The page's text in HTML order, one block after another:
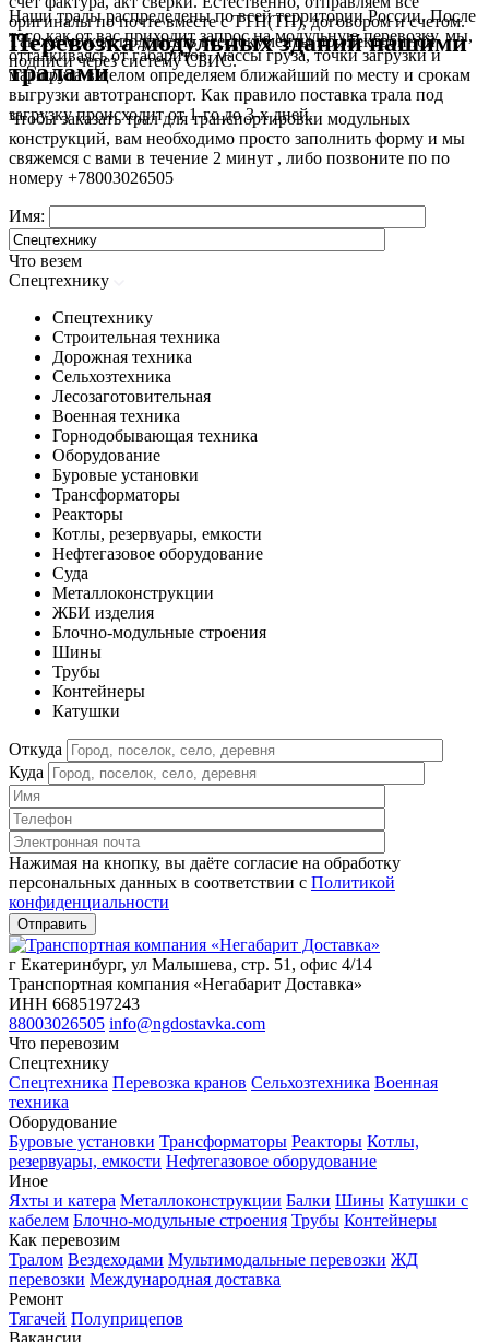
оригиналы по почте вместе с ТТН(ТН), договором и счетом.
Так же можем подписать все документы по электронной
подписи через систему СБИС.
Наши тралы распределены по всей территории России. После
того как от вас приходит запрос на модульную перевозку, мы,
отталкиваясь от габаритов, массы груза, точки загрузки и
маршрута в целом определяем ближайший по месту и срокам
выгрузки автотранспорт. Как правило поставка трала под
загрузку происходит от 1-го до 3-х дней.
Перевозка модульных зданий нашими
тралами
Чтобы заказать трал для транспортировки модульных
конструкций, вам необходимо просто заполнить форму и мы
свяжемся с вами в течение 2 минут , либо позвоните по по
номеру +78003026505
Имя:
Что везем
Спецтехнику
Спецтехнику
Строительная техника
Дорожная техника
Сельхозтехника
Лесозаготовительная
Военная техника
Горнодобывающая техника
Оборудование
Буровые установки
Трансформаторы
Реакторы
Котлы, резервуары, емкости
Нефтегазовое оборудование
Cуда
Металлоконструкции
ЖБИ изделия
Блочно-модульные строения
Шины
Трубы
Контейнеры
Катушки
Откуда
Куда
Нажимая на кнопку, вы даёте согласие на обработку
персональных данных в соответствии c Политикой
конфиденциальности
г Екатеринбург, ул Малышева, стр. 51, офис 4/14
Транспортная компания «Негабарит Доставка»
ИНН 6685197243
88003026505 info@ngdostavka.com
Что перевозим
Спецтехнику
Спецтехника Перевозка кранов Сельхозтехника Военная
техника
Оборудование
Буровые установки Трансформаторы Реакторы Котлы,
резервуары, емкости Нефтегазовое оборудование
Иное
Яхты и катера Металлоконструкции Балки Шины Катушки с
кабелем Блочно-модульные строения Трубы Контейнеры
Как перевозим
Тралом Вездеходами Мультимодальные перевозки ЖД
перевозки Международная доставка
Ремонт
Тягачей Полуприцепов
Вакансии